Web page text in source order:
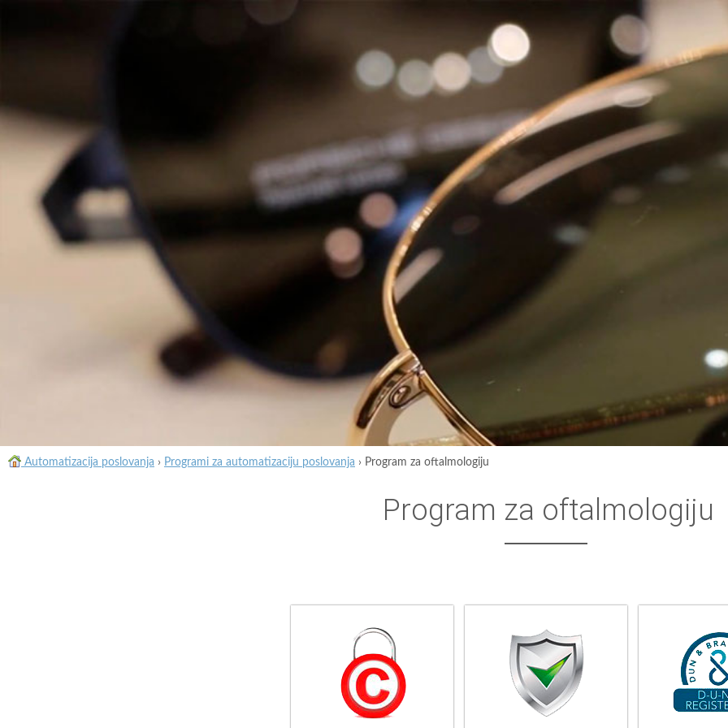
Automatizacija poslovanja › Programi za automatizaciju poslovanja › Program za oftalmologiju
Program za oftalmologiju